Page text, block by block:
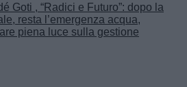
Goti , “Radici e Futuro”: dopo la
resta l’emergenza acqua,
piena luce sulla gestione